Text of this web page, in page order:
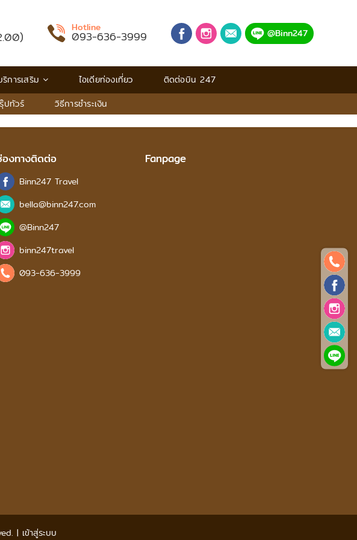
Hotline
093-636-3999 @Binn247
ริการเสริม ไอเดียท่องเที่ยว
ติดต่อบิน 247
ปทัวร์
วิธีการชําระเงิน
องทางติดต่อ
Binn247 Travel
bella@binn247.com
@Binn247
binn247travel
093-636-3999
Fanpage
| เข้าสู่ระบบ